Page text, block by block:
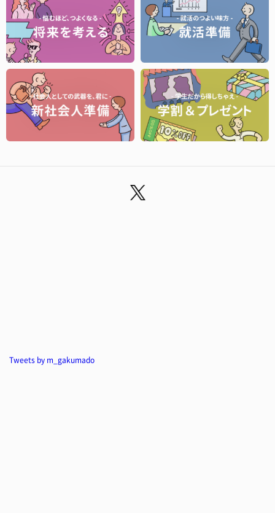
Tweets by m_gakumado